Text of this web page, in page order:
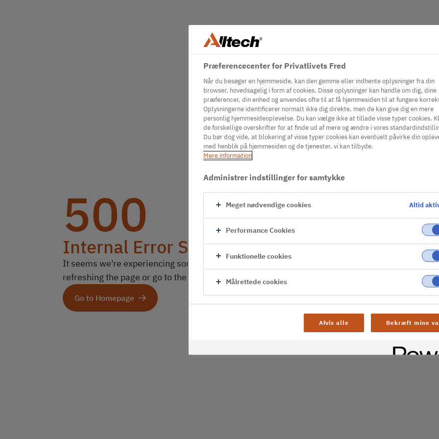
500
Internal Error Server
It seems we're experiencing some technical difficulties. Try
refreshing the page or go to the homepage
Go to Homepage
Præferencecenter for Privatlivets Fred
Når du besøger en hjemmeside, kan den gemme eller indhente oplysninger fra din
browser, hovedsagelig i form af cookies. Disse oplysninger kan handle om dig, dine
præferencer, din enhed og anvendes ofte til at få hjemmesiden til at fungere
Oplysningerne identificerer normalt ikke dig direkte, men de kan give dig en mere
personlig hjemmesideoplevelse. Du kan vælge ikke at tillade visse typer cookies.
de forskellige overskrifter for at finde ud af mere og ændre i vores
Du bør dog vide, at blokering af visse typer cookies kan eventuelt påvirke din
med henblik på hjemmesiden og de tjenester, vi kan tilbyde.
Mere information
Administrer indstillinger for samtykke
Meget nødvendige cookies Altid
Performance Cookies
Funktionelle cookies
Målrettede cookies
Afvis alle Bekræft mine